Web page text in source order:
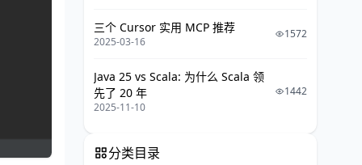
三个 Cursor 实用 MCP 推荐
2025-03-16
1572
Java 25 vs Scala: 为什么 Scala 领
先了 20 年
2025-11-10
1442
分类目录